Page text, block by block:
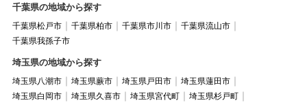
千葉県の地域から探す
千葉県松戸市 千葉県柏市 千葉県市川市
千葉県流山市
千葉県我孫子市
埼玉県の地域から探す
埼玉県八潮市 埼玉県蕨市 埼玉県戸田市
埼玉県蓮田市
埼玉県白岡市
埼玉県久喜市 埼玉県宮代町
埼玉県杉戸町